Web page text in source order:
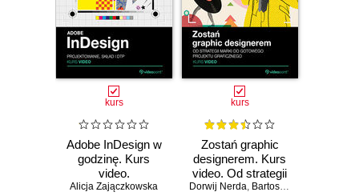
kurs
Adobe InDesign w
godzinę. Kurs
video.
Projektowanie,
Alicja Zajączkowska
kurs
Zostań graphic
designerem. Kurs
video. Od strategii
marki do gotowego
Dorwij Nerda, Bartosz Piątek